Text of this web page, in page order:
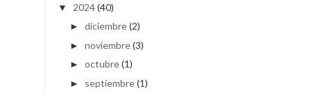
▼ 2024(40)
► diciembre(2)
► noviembre(3)
► octubre(1)
► septiembre(1)